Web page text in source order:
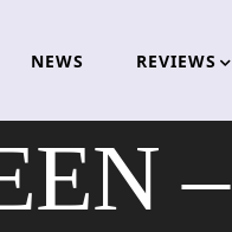
NEWS REVIEWS